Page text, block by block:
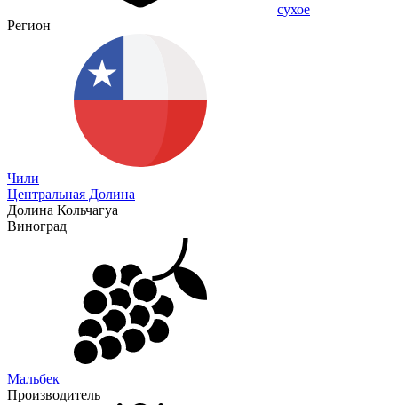
сухое
Регион
Чили
Центральная Долина
Долина Кольчагуа
Виноград
Мальбек
Производитель